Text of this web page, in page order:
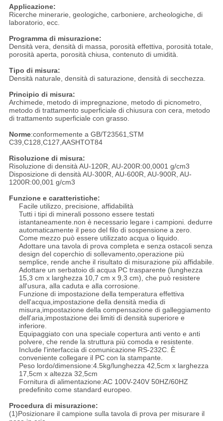
Applicazione:
Ricerche minerarie, geologiche, carboniere, archeologiche, di
laboratorio, ecc.
Programma di misurazione:
Densità vera, densità di massa, porosità effettiva, porosità totale,
porosità aperta, porosità chiusa, contenuto di umidità.
Tipo di misura:
Densità naturale, densità di saturazione, densità di secchezza.
Principio di misura:
Archimede, metodo di impregnazione, metodo di picnometro,
metodo di trattamento superficiale di chiusura con cera, metodo
di trattamento superficiale con grasso.
Norme:conformemente a GB/T23561,STM
C39,C128,C127,AASHTOT84
Risoluzione di misura:
Risoluzione di densità AU-120R, AU-200R:00,0001 g/cm3
Disposizione di densità AU-300R, AU-600R, AU-900R, AU-
1200R:00,001 g/cm3
Funzione e caratteristiche:
Facile utilizzo, precisione, affidabilità
Tutti i tipi di minerali possono essere testati
istantaneamente.non è necessario legare i campioni. dedurre
automaticamente il peso del filo di sospensione a zero.
Come mezzo può essere utilizzato acqua o liquido.
Adottare una tavola di prova completa e senza ostacoli senza
design del coperchio di sollevamento,operazione più
semplice, rende anche il risultato di misurazione più affidabile.
Adottare un serbatoio di acqua PC trasparente (lunghezza
15,3 cm x larghezza 10,7 cm x 9,3 cm), che può resistere
all'usura, alla caduta e alla corrosione.
Funzione di impostazione della temperatura effettiva
dell'acqua,impostazione della densità media di
misura,impostazione della compensazione di galleggiamento
dell'aria,impostazione dei limiti di densità superiore e
inferiore.
Equipaggiato con una speciale copertura anti vento e anti
polvere, che rende la struttura più comoda e resistente.
Include l'interfaccia di comunicazione RS-232C. È
conveniente collegare il PC con la stampante.
Peso lordo/dimensione:4.5kg/lunghezza 42,5cm x larghezza
17,5cm x altezza 32,5cm
Fornitura di alimentazione:AC 100V-240V 50HZ/60HZ
predefinito come standard europeo.
Procedura di misurazione:
(1)Posizionare il campione sulla tavola di prova per misurare il